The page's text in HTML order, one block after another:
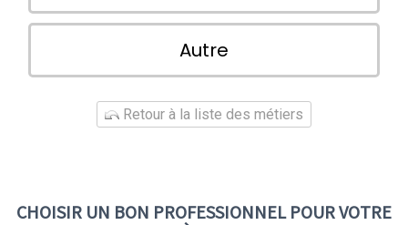
Autre
Retour à la liste des métiers
CHOISIR UN BON PROFESSIONNEL POUR VOTRE